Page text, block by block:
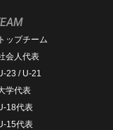
トップチーム
会人代表
23 / U-21
学代表
18代表
15代表